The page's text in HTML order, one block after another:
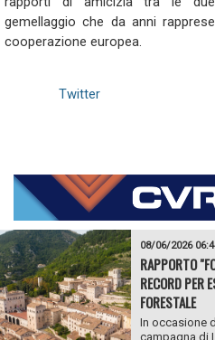
gemellaggio che da anni
cooperazione europea.
Twitter
08/06/2026
RAPPORTO
RECORD PER
FORESTALE
In occasione
campagna di